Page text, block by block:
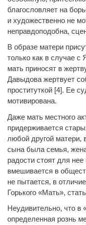
благословляет на
и художественно не
неправдоподобна,
В образе матери
только как в случае
мать приносят в
Давыдова жертвует
проституткой [4]. Ее
мотивирована.
Даже мать местного
придерживается
любой другой матери,
сына была семья,
радости стоят для
вмешивается в
не пытается, в
Горького «Мать»,
Неудивительно, что в
определенная рознь